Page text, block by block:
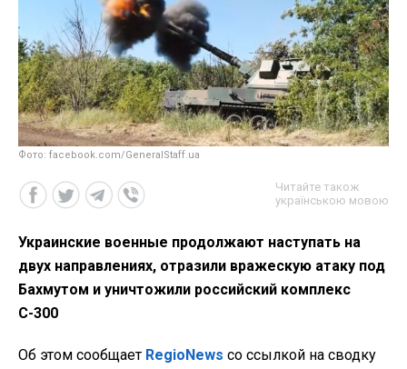
Фото: facebook.com/GeneralStaff.ua
Читайте також
українською мовою
Украинские военные продолжают наступать на
двух направлениях, отразили вражескую атаку под
Бахмутом и уничтожили российский комплекс
С-300
Об этом сообщает RegioNews со ссылкой на сводку